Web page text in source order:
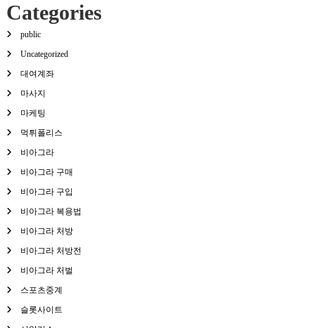
Categories
public
Uncategorized
대여계좌
마사지
마케팅
먹튀폴리스
비아그라
비아그라 구매
비아그라 구입
비아그라 복용법
비아그라 처방
비아그라 처방전
비아그라 처벌
스포츠중계
슬롯사이트